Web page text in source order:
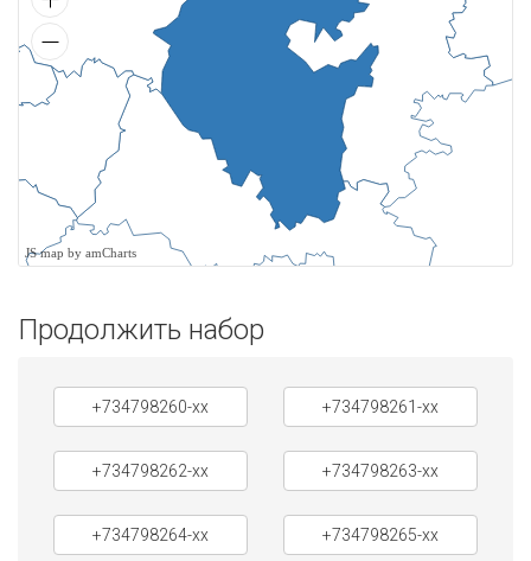
JS map by amCharts
Продолжить набор
+734798260-xx +734798261-xx
+734798262-xx +734798263-xx
+734798264-xx +734798265-xx